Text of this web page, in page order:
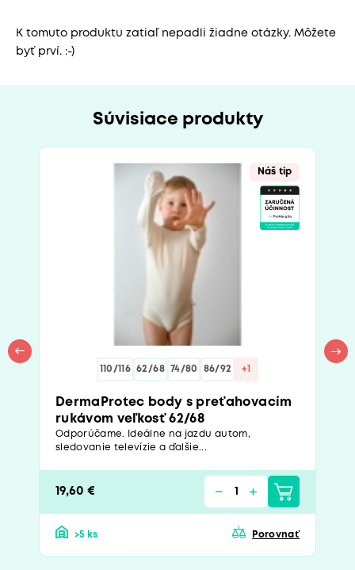
K tomuto produktu zatiaľ nepadli žiadne otázky. Môžete
byť prví. :-)
Súvisiace produkty
Náš tip
110/116 62/68 74/80 86/92 +1
DermaProtec body s preťahovacím
rukávom veľkosť 62/68
Odporúčame. Ideálne na jazdu autom,
sledovanie televízie a ďalšie...
19,60 €
>5 ks Porovnať